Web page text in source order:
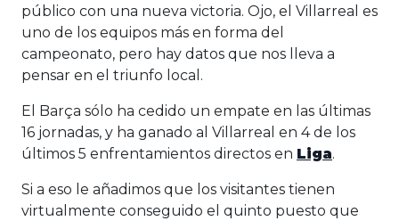
público con una nueva victoria. Ojo, el Villarreal es
uno de los equipos más en forma del
campeonato, pero hay datos que nos lleva a
pensar en el triunfo local.
El Barça sólo ha cedido un empate en las últimas
16 jornadas, y ha ganado al Villarreal en 4 de los
últimos 5 enfrentamientos directos en Liga.
Si a eso le añadimos que los visitantes tienen
virtualmente conseguido el quinto puesto que